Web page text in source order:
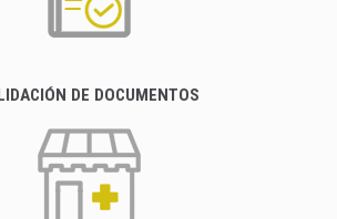
DE DOCUMENTOS